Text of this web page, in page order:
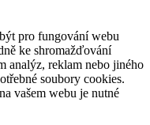
pro fungování webu
ke shromažďování
analýz, reklam nebo jiného
soubory cookies.
vašem webu je nutné